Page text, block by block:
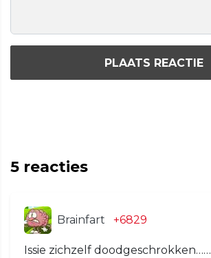
PLAATS REACTIE
5 reacties
Brainfart +6829
Issie zichzelf doodgeschrokken……